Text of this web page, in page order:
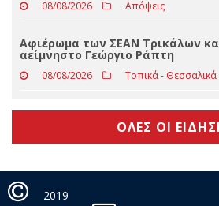
08/08/2026 Τοπικά - Θεσσαλικά
Μοναχός μαχαίρωσε
λαιμό και ακόμη έναν μοναχό
08/08/2026 Απόψεις
Αφιέρωμα των ΣΕΑΝ Τρικάλων
αείμνηστο Γεώργιο Ράπτη
08/08/2026 Τοπικά - Θεσσαλικά